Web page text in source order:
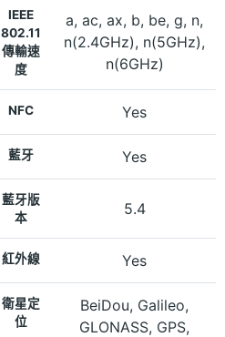
IEEE
802.11
傳輸速
度
a, ac, ax, b, be, g, n,
n(2.4GHz), n(5GHz),
n(6GHz)
NFC Yes
藍牙 Yes
藍牙版
本
5.4
紅外線 Yes
衛星定
位
BeiDou, Galileo,
GLONASS, GPS,